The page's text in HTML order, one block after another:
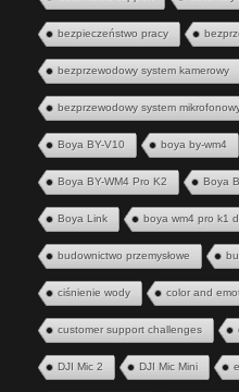
bezpieczeństwo pracy
bezprzewodowy system kamerowy
bezprzewodowy system
Boya BY-V10 boya by-wm4
Boya BY-WM4 Pro K2 Boya
Boya Link boya wm4 pro k1
budownictwo przemysłowe
ciśnienie wody color and
customer support challenges
DJI Mic 2 DJI Mic Mini